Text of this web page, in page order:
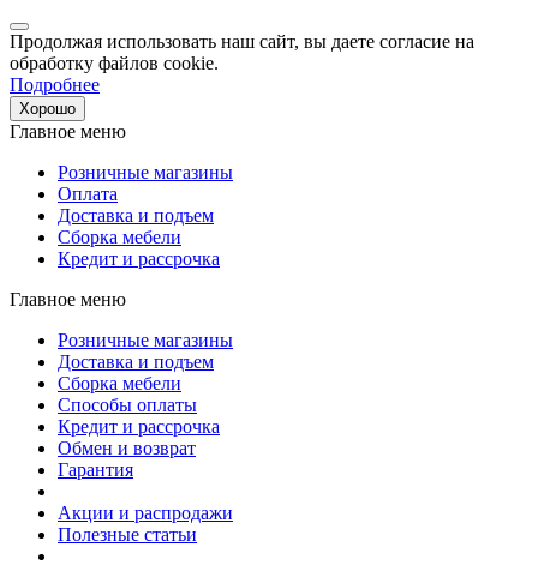
Продолжая использовать наш сайт, вы даете согласие на
обработку файлов cookie.
Подробнее
Хорошо
Главное меню
Розничные магазины
Оплата
Доставка и подъем
Сборка мебели
Кредит и рассрочка
Главное меню
Розничные магазины
Доставка и подъем
Сборка мебели
Способы оплаты
Кредит и рассрочка
Обмен и возврат
Гарантия
Акции и распродажи
Полезные статьи